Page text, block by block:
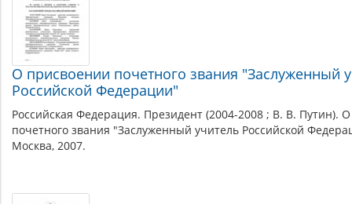
О присвоении почетного звания "Заслуженный
Российской Федерации"
Российская Федерация. Президент (2004-2008 ; В. В. Путин).
почетного звания "Заслуженный учитель Российской
Москва, 2007.